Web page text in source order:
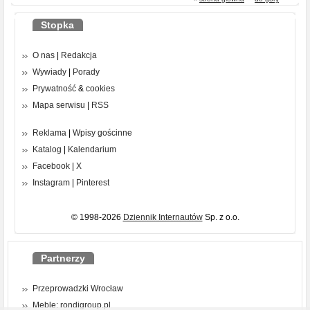
Stopka
O nas
Redakcja
Wywiady
Porady
Prywatność & cookies
Mapa serwisu
RSS
Reklama
Wpisy gościnne
Katalog
Kalendarium
Facebook
X
Instagram
Pinterest
© 1998-2026 Dziennik InternautówSp. z o.o.
Partnerzy
Przeprowadzki Wrocław
Meble: rondigroup.pl